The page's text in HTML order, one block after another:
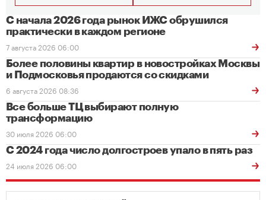
С начала 2026 года рынок ИЖС обрушился
практически в каждом регионе
7 августа 2026 06:00
Более половины квартир в новостройках Москвы
и Подмосковья продаются со скидками
6 августа 2026 08:36
Все больше ТЦ выбирают полную
трансформацию
30 июля 2026 06:00
С 2024 года число долгостроев упало в пять раз
24 июля 2026 06:00